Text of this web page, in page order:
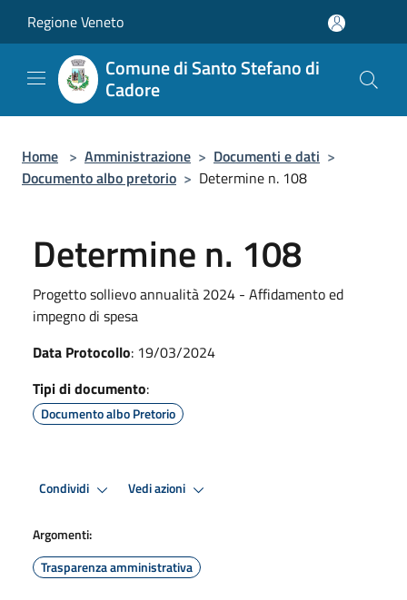
Regione Veneto
Comune di Santo Stefano di
Cadore
Home > Amministrazione > Documenti e dati >
Documento albo pretorio > Determine n. 108
Determine n. 108
Progetto sollievo annualità 2024 - Affidamento ed
impegno di spesa
Data Protocollo: 19/03/2024
Tipi di documento:
Documento albo Pretorio
Condividi Vedi azioni
Argomenti:
Trasparenza amministrativa